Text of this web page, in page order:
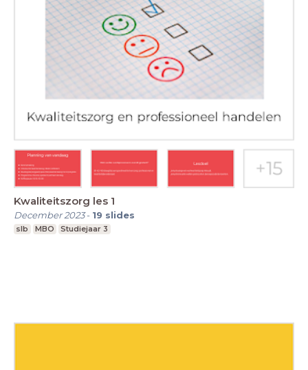
Kwaliteitszorg les 1
December 2023- 19 slides
slb MBO Studiejaar 3